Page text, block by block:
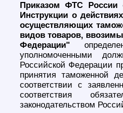
Приказом ФТС России
Инструкции о
осуществляющих
видов товаров,
Федерации"
уполномоченными
Российской Федерации
принятия таможенной
соответствии с
соответствия
законодательством